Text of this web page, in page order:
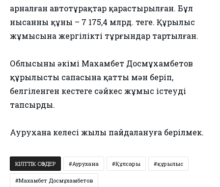
арналған автотұрақтар қарастырылған. Бұл
нысанның құны – 7 175,4 млрд. теңге. Құрылыс
жұмысына жергілікті тұрғындар тартылған.
Облысының әкімі Махамбет Досмұхамбетов
құрылыстың сапасына қатты мән беріп,
белгіленген кестеге сәйкес жұмыс істеуді
тапсырды.
Аурухана келесі жылы пайдалануға берілмек.
КІЛТТІК СӨЗДЕР Аурухана Құлсары құрылыс
Махамбет Досмұхамбетов